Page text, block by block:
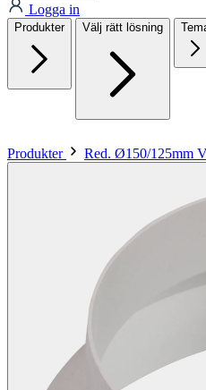
Logga in
Produkter Välj rätt lösning
Produkter Red. Ø150/125mm